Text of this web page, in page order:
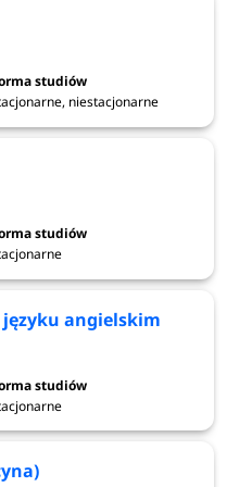
w roku
–
2022 jednymi z
były uczelnie
4 zgłoszenia na
a najchętniej
stosowana,
informatyka
niestacjonarne
angielskim